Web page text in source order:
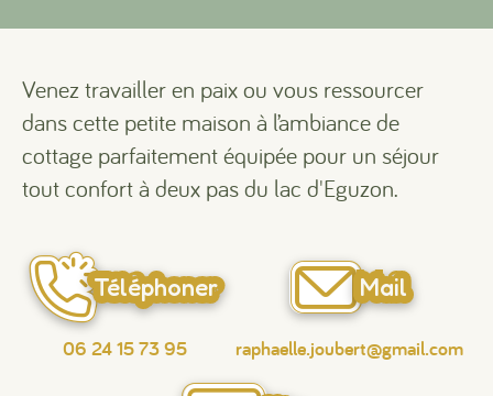
Venez travailler en paix ou vous ressourcer
dans cette petite maison à l’ambiance de
cottage parfaitement équipée pour un séjour
tout confort à deux pas du lac d'Eguzon.
Téléphoner
06 24 15 73 95
Mail
raphaelle.joubert@gmail.com